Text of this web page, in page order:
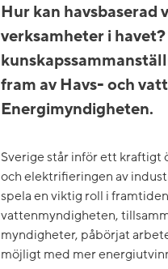
Hur kan havsbaserad
verksamheter i
fram av Havs- och
Energimyndigheten.
Sverige står inför ett kraftigt
och elektrifieringen av
spela en viktig roll i
vattenmyndigheten,
myndigheter, påbörjat
möjligt med mer